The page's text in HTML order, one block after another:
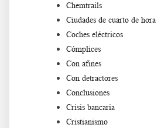
Chemtrails
Ciudades de cuarto de hora
Coches eléctricos
Cómplices
Con afines
Con detractores
Conclusiones
Crisis bancaria
Cristianismo